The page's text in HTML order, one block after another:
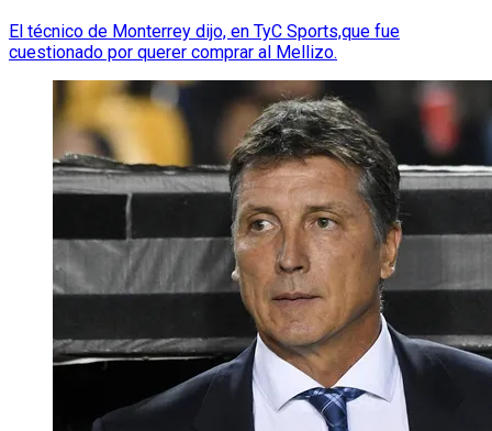
El técnico de Monterrey dijo, en TyC Sports,que fue
cuestionado por querer comprar al Mellizo.